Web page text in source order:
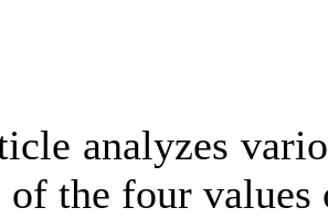
analyzes
of the four